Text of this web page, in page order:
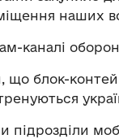
наших
каналі
блок-
підрозділи